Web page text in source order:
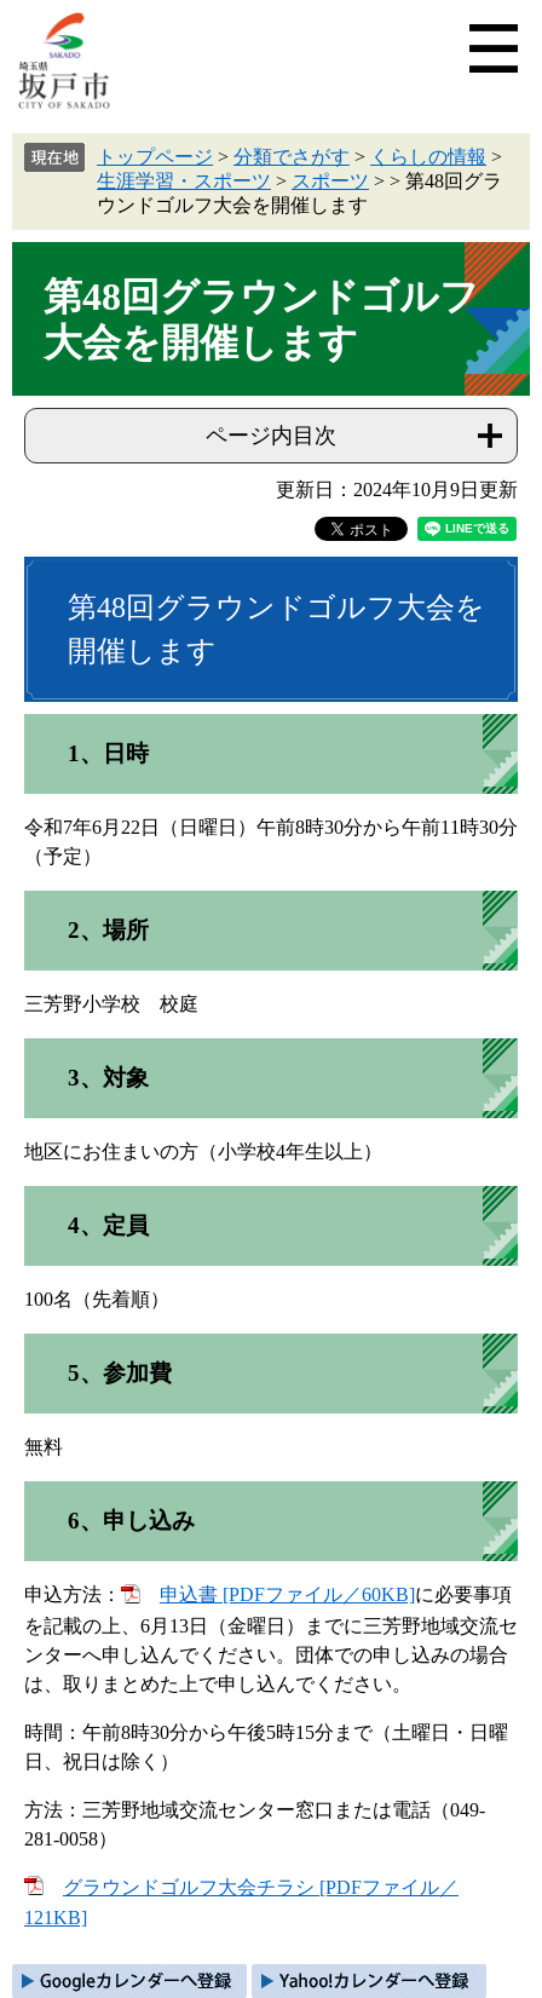
トップページ > 分類でさがす > くらしの情報 >
生涯学習・スポーツ > スポーツ > > 第48回グラ
ウンドゴルフ大会を開催します
第48回グラウンドゴルフ
大会を開催します
ページ内目次
更新日：2024年10月9日更新
第48回グラウンドゴルフ大会を
開催します
1、日時
令和7年6月22日（日曜日）午前8時30分から午前11時30分
（予定）
2、場所
三芳野小学校 校庭
3、対象
地区にお住まいの方（小学校4年生以上）
4、定員
100名（先着順）
5、参加費
無料
6、申し込み
申込方法： 申込書 [PDFファイル／60KB]に必要事項
を記載の上、6月13日（金曜日）までに三芳野地域交流セ
ンターへ申し込んでください。団体での申し込みの場合
は、取りまとめた上で申し込んでください。
時間：午前8時30分から午後5時15分まで（土曜日・日曜
日、祝日は除く）
方法：三芳野地域交流センター窓口または電話（049-
281-0058）
グラウンドゴルフ大会チラシ [PDFファイル／
121KB]